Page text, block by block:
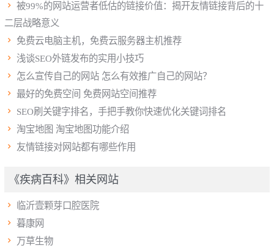
 被99%的网站运营者低估的链接价值：揭开友情链接背后的十
二层战略意义
 免费云电脑主机，免费云服务器主机推荐
 浅谈SEO外链发布的实用小技巧
 怎么宣传自己的网站 怎么有效推广自己的网站？
 最好的免费空间 免费网站空间推荐
 SEO刷关键字排名，手把手教你快速优化关键词排名
 淘宝地图 淘宝地图功能介绍
 友情链接对网站都有哪些作用
《疾病百科》相关网站
 临沂壹颗芽口腔医院
 暮康网
 万草生物